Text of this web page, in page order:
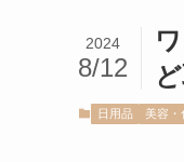
2024
8/12
日用品 美容・